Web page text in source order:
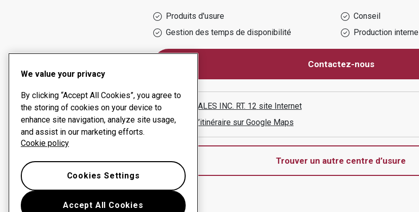
Produits d'usure
Conseil
Gestion des temps de disponibilité
Production interne
Contactez-nous
STEEL SALES INC. RT. 12 site Internet
Afficher l’itinéraire sur Google Maps
Trouver un autre centre d’usure
We value your privacy
By clicking “Accept All Cookies”, you agree to
the storing of cookies on your device to
enhance site navigation, analyze site usage,
and assist in our marketing efforts.
Cookie policy
Accept All Cookies
Cookies Settings